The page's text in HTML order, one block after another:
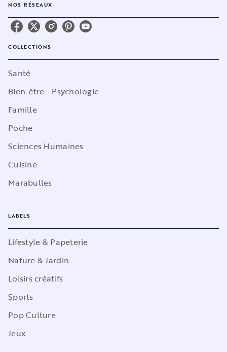
NOS RÉSEAUX
COLLECTIONS
Santé
Bien-être - Psychologie
Famille
Poche
Sciences Humaines
Cuisine
Marabulles
LABELS
Lifestyle & Papeterie
Nature & Jardin
Loisirs créatifs
Sports
Pop Culture
Jeux